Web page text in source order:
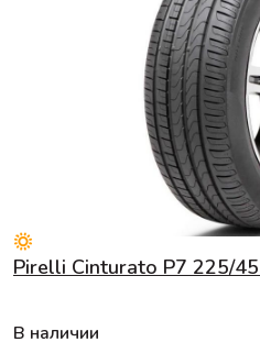
Pirelli Cinturato P7 225/
В наличии